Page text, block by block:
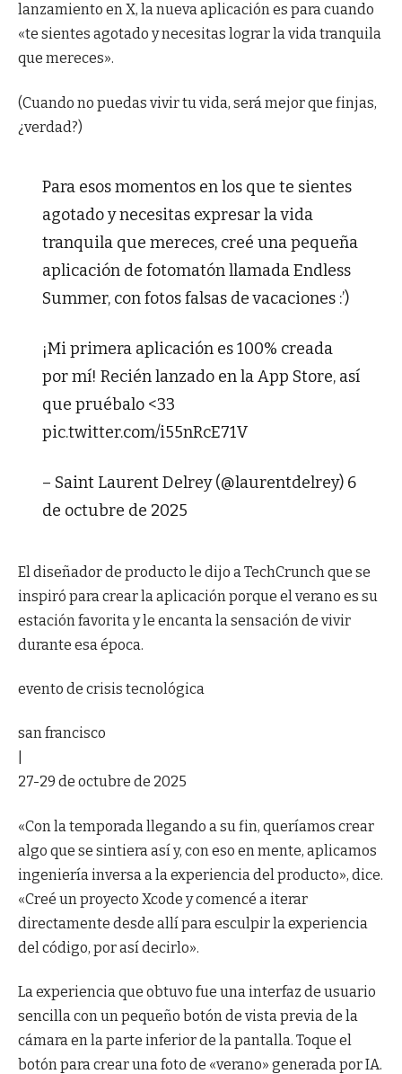
lanzamiento en X, la nueva aplicación es para cuando
«te sientes agotado y necesitas lograr la vida tranquila
que mereces».
(Cuando no puedas vivir tu vida, será mejor que finjas,
¿verdad?)
Para esos momentos en los que te sientes
agotado y necesitas expresar la vida
tranquila que mereces, creé una pequeña
aplicación de fotomatón llamada Endless
Summer, con fotos falsas de vacaciones :’)
¡Mi primera aplicación es 100% creada
por mí! Recién lanzado en la App Store, así
que pruébalo <33
pic.twitter.com/i55nRcE71V
– Saint Laurent Delrey (@laurentdelrey) 6
de octubre de 2025
El diseñador de producto le dijo a TechCrunch que se
inspiró para crear la aplicación porque el verano es su
estación favorita y le encanta la sensación de vivir
durante esa época.
evento de crisis tecnológica
san francisco
27-29 de octubre de 2025
«Con la temporada llegando a su fin, queríamos crear
algo que se sintiera así y, con eso en mente, aplicamos
ingeniería inversa a la experiencia del producto», dice.
«Creé un proyecto Xcode y comencé a iterar
directamente desde allí para esculpir la experiencia
del código, por así decirlo».
La experiencia que obtuvo fue una interfaz de usuario
sencilla con un pequeño botón de vista previa de la
cámara en la parte inferior de la pantalla. Toque el
botón para crear una foto de «verano» generada por IA.